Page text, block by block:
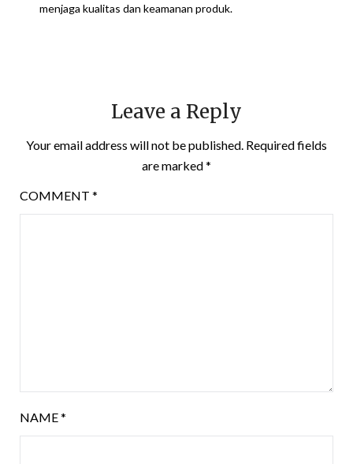
menjaga kualitas dan keamanan produk.
Leave a Reply
Your email address will not be published. Required fields
are marked*
COMMENT *
NAME*